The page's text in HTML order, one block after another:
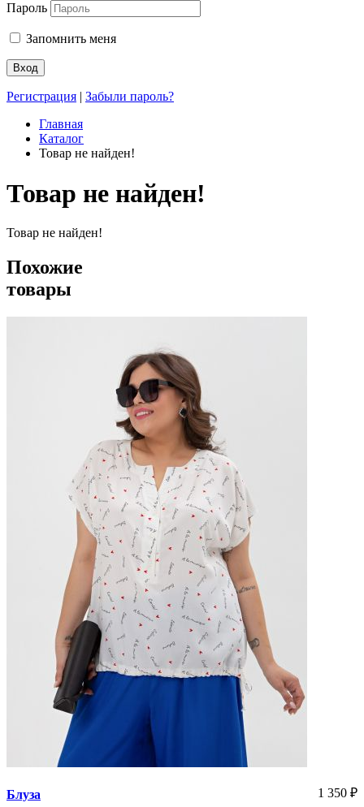
Пароль
Запомнить меня
Регистрация | Забыли пароль?
Главная
Каталог
Товар не найден!
Товар не найден!
Товар не найден!
Похожие
товары
Блуза 1 350 ₽